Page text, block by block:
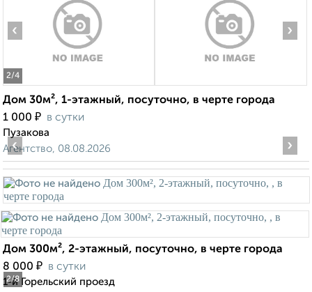
2/4
‹ ›
Дом 30м², 1-этажный, посуточно, в черте города
1 000 ₽ в сутки
Пузакова
Агентство, 08.08.2026
2/8
‹ ›
Дом 300м², 2-этажный, посуточно, в черте города
8 000 ₽ в сутки
1-й Горельский проезд